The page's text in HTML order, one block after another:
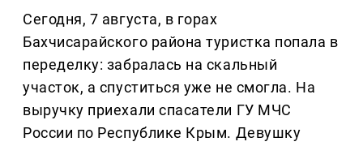
Сегодня, 7 августа, в горах
Бахчисарайского района туристка попала в
переделку: забралась на скальный
участок, а спуститься уже не смогла. На
выручку приехали спасатели ГУ МЧС
России по Республике Крым. Девушку